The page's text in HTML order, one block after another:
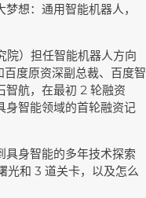
想：通用智能机器人，
院）担任智能机器人方向
度原资深副总裁、百度智
智航，在最初 2 轮融资
身智能领域的首轮融资记
具身智能的多年技术探索
光和 3 道关卡，以及怎么